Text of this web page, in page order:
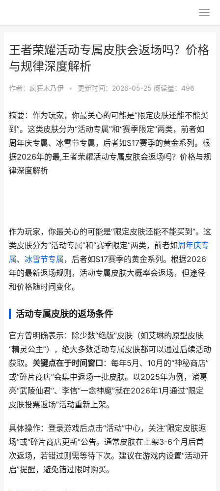
王者荣耀活动专属皮肤会返场吗？价格
与规律深度解析
作者： 疯狂木乃伊 • 更新时间：2026-05-25 阅读量：496
摘要：作为玩家，你最关心的可能是“限定皮肤还能不能买
到”。这类皮肤分为“活动专属”和“赛季限定”两类，前者如
周年庆专属、冰雪节专属，后者如S17赛季的黄金系列。根
据2026年的最,王者荣耀活动专属皮肤会返场吗？价格与规
律深度解析
作为玩家，你最关心的可能是“限定皮肤还能不能买到”。这
类皮肤分为“活动专属”和“赛季限定”两类，前者如周年庆专
属、 冰雪节专属，后者如S17赛季的黄金系列。根据2026
年的最新返场规则，活动专属皮肤大概率会返场，但途径
和价格随时间变化。
活动专属皮肤的返场条件
官方曾明确表示：除少数“绝版”皮肤（如艾琳的原型皮肤
“精灵公主”），绝大多数活动专属皮肤都可以通过后续活动
获取。 关键点在于时间窗口 ：每年5月、10月的“神秘商店”
或“碎片商店”会集中返场一批皮肤。以2025年为例，诸葛
亮“武陵仙君”、李信“一念神魔”就在2026年1月通过“限定
皮肤投票返场”活动重新上架。
具体操作：登录游戏后点击“活动”中心，关注“限定皮肤返
场”或“碎片商店更新”公告。通常皮肤在上架3-6个月后首
次返场，若错过则需等待下次。建议在游戏内设置“活动开
启”提醒，避免错过限时购买。